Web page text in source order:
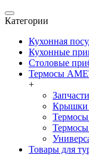
Категории
Кухонная
Кухонные
Столовые
Термосы
+
Крышки
Термосы
Товары для